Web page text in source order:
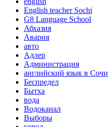
English teacher Sochi
G8 Language School
Абхазия
Авария
авто
Адлер
Администрация
английский язык в Сочи
Беспредел
Бытха
вода
Водоканал
Выборы